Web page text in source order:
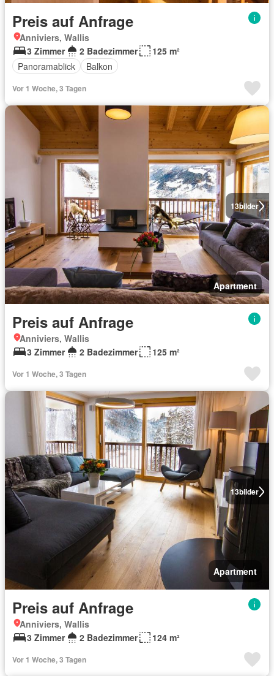
Preis auf Anfrage
Anniviers, Wallis
3 Zimmer
2 Badezimmer
125 m²
Panoramablick
Balkon
Vor 1 Woche, 3 Tagen
13bilder
Apartment
Preis auf Anfrage
Anniviers, Wallis
3 Zimmer
2 Badezimmer 125 m²
Vor 1 Woche, 3 Tagen
13bilder
Apartment
Preis auf Anfrage
Anniviers, Wallis
3 Zimmer
2 Badezimmer 124 m²
Vor 1 Woche, 3 Tagen